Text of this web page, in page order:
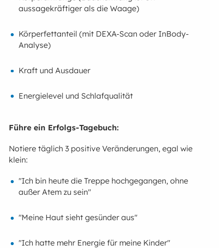
aussagekräftiger als die Waage)
Körperfettanteil (mit DEXA-Scan oder InBody-
Analyse)
Kraft und Ausdauer
Energielevel und Schlafqualität
Führe ein Erfolgs-Tagebuch:
Notiere täglich 3 positive Veränderungen, egal wie
klein:
"Ich bin heute die Treppe hochgegangen, ohne
außer Atem zu sein"
"Meine Haut sieht gesünder aus"
"Ich hatte mehr Energie für meine Kinder"